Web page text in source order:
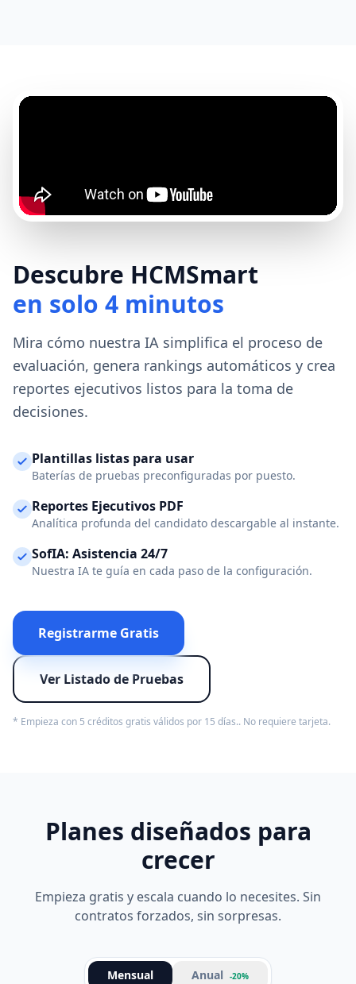
Descubre HCMSmart
en solo 4 minutos
Mira cómo nuestra IA simplifica el proceso de
evaluación, genera rankings automáticos y crea
reportes ejecutivos listos para la toma de
decisiones.
Plantillas listas para usar
Baterías de pruebas preconfiguradas por puesto.
Reportes Ejecutivos PDF
Analítica profunda del candidato descargable al instante.
SofIA: Asistencia 24/7
Nuestra IA te guía en cada paso de la configuración.
Registrarme Gratis
Ver Listado de Pruebas
* Empieza con 5 créditos gratis válidos por 15 días.. No requiere tarjeta.
Planes diseñados para
crecer
Empieza gratis y escala cuando lo necesites. Sin
contratos forzados, sin sorpresas.
Mensual Anual -20%